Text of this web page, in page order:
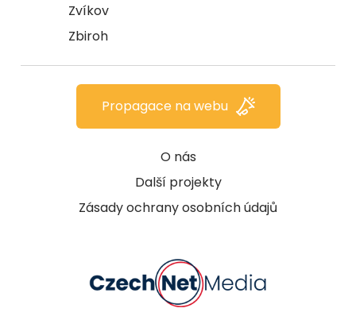
Zvíkov
Zbiroh
O nás
Další projekty
Zásady ochrany osobních údajů
Propagace na webu